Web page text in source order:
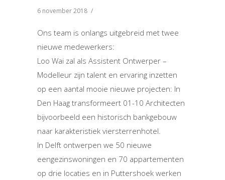
6 november 2018 /
Ons team is onlangs uitgebreid met twee
nieuwe medewerkers:
Loo Wai zal als Assistent Ontwerper –
Modelleur zijn talent en ervaring inzetten
op een aantal mooie nieuwe projecten: In
Den Haag transformeert 01-10 Architecten
bijvoorbeeld een historisch bankgebouw
naar karakteristiek viersterrenhotel.
In Delft ontwerpen we 50 nieuwe
eengezinswoningen en 70 appartementen
op drie locaties en in Puttershoek werken